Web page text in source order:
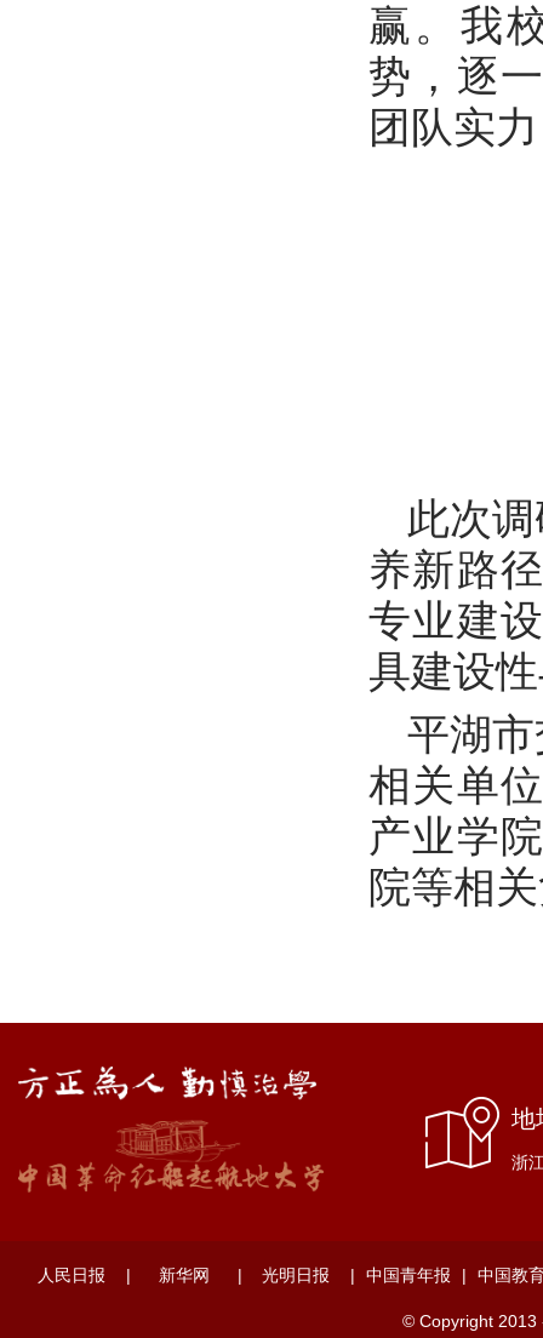
赢。我
势，逐
团队实
此次
养新路
专业建
具建设
平湖
相关单
产业学
院等相
地
浙
人民日报 | 新华网 | 光明日报 | 中国青年报 | 中国教
© Copyright 2013